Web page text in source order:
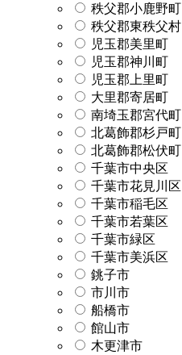
秩父郡小鹿野町
秩父郡東秩父村
児玉郡美里町
児玉郡神川町
児玉郡上里町
大里郡寄居町
南埼玉郡宮代町
北葛飾郡杉戸町
北葛飾郡松伏町
千葉市中央区
千葉市花見川区
千葉市稲毛区
千葉市若葉区
千葉市緑区
千葉市美浜区
銚子市
市川市
船橋市
館山市
木更津市